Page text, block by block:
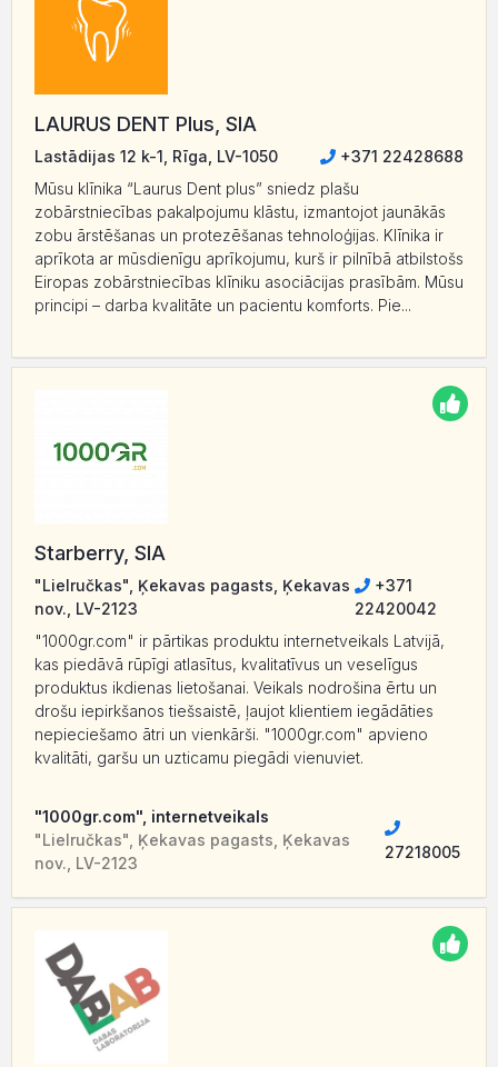
LAURUS DENT Plus, SIA
Lastādijas 12 k-1, Rīga, LV-1050
+371 22428688
Mūsu klīnika “Laurus Dent plus” sniedz plašu
zobārstniecības pakalpojumu klāstu, izmantojot jaunākās
zobu ārstēšanas un protezēšanas tehnoloģijas. Klīnika ir
aprīkota ar mūsdienīgu aprīkojumu, kurš ir pilnībā atbilstošs
Eiropas zobārstniecības klīniku asociācijas prasībām. Mūsu
principi – darba kvalitāte un pacientu komforts. Pie...
Starberry, SIA
"Lielručkas", Ķekavas pagasts, Ķekavas
nov., LV-2123
+371
22420042
"1000gr.com" ir pārtikas produktu internetveikals Latvijā,
kas piedāvā rūpīgi atlasītus, kvalitatīvus un veselīgus
produktus ikdienas lietošanai. Veikals nodrošina ērtu un
drošu iepirkšanos tiešsaistē, ļaujot klientiem iegādāties
nepieciešamo ātri un vienkārši. "1000gr.com" apvieno
kvalitāti, garšu un uzticamu piegādi vienuviet.
"1000gr.com", internetveikals
"Lielručkas", Ķekavas pagasts, Ķekavas
nov., LV-2123
27218005